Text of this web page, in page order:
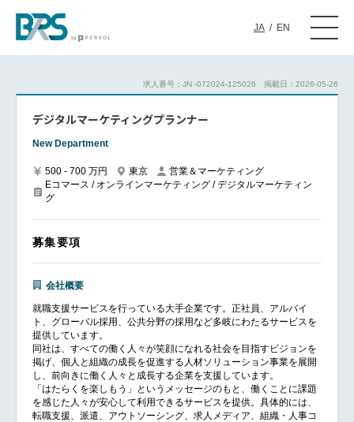
JA / EN
求人番号：JN -072024-125026 掲載日：2026-05-26
デジタルマーケティングプランナー
New Department
500 - 700 万円 東京
営業＆マーケティング
Eコマース / オンラインマーケティング / デジタルマーケティン
グ
募集要項
会社概要
就職支援サービスを行っている大手企業です。正社員、アルバイ
ト、グローバル採用、公共分野の採用など多岐にわたるサービスを
提供しています。
同社は、すべての働く人々が笑顔になれる社会を目指すビジョンを
掲げ、個人と組織の成長を促進する人材ソリューション事業を展開
し、前向きに働く人々と成長する企業を支援しています。
「はたらくを楽しもう」というメッセージのもと、働くことに課題
を感じた人々が安心して利用できるサービスを提供。具体的には、
転職支援、派遣、アウトソーシング、求人メディア、組織・人事コ